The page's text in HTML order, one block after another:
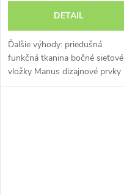
DETAIL
Ďalšie výhody: priedušná
funkčná tkanina bočné sieťové
vložky Manus dizajnové prvky
jednoduchá údržba